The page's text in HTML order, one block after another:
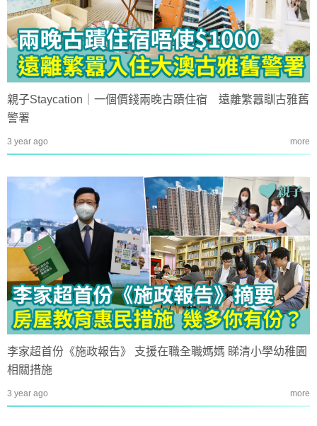
親子Staycation｜一個價錢兩晚古蹟住宿 遠離繁囂瞓古雅舊
警署
3 year ago more
李家超首份《施政報告》 支援在職全職媽媽 睇清小學幼稚園
相關措施
3 year ago more